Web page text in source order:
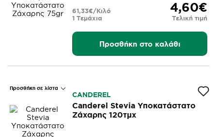
4,60€
Τελική τιμή
1 Τεμάχια
61,33€/Κιλό
Προσθήκη στο καλάθι
Προσθήκη σε λίστα
CANDEREL
Canderel Stevia Υποκατάστατο
Ζάχαρης 120τμχ